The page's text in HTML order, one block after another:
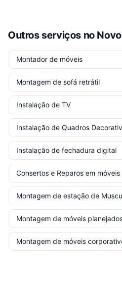
Outros serviços no
Montador de móveis
Montagem de sofá retrátil
Instalação de TV
Instalação de Quadros
Instalação de fechadura digital
Consertos e Reparos em móveis
Montagem de estação de
Montagem de móveis
Montagem de móveis